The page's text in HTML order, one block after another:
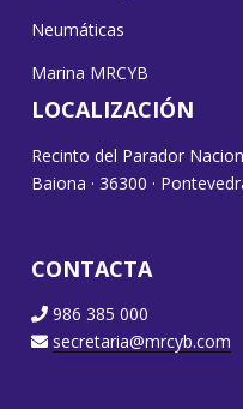
Neumáticas
Marina MRCYB
LOCALIZACIÓN
Recinto del Parador
Baiona · 36300 ·
CONTACTA
986 385 000
secretaria@mrcyb.com